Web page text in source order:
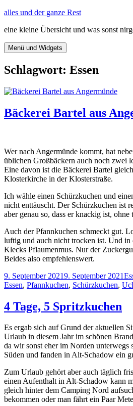
Zum
springen
alles und der ganze Rest
eine kleine Übersicht und was sonst
Menü und Widgets
Schlagwort: Essen
Bäckerei Bartel aus
Wer nach Angermünde kommt, hat
üblichen Großbäckern auch noch zwei
Eine davon ist die Bäckerei Bartel
Klosterkirche in der Klosterstraße.
Ich wähle einen Schürzkuchen und
nicht enttäuscht. Der Schürzkuchen ist
aber genau so, dass er knackig ist, ohne
Auch der Pfannkuchen schmeckt gut.
luftig und auch nicht trocken ist. Und
Klecks Pflaumenmus. Nur der
Beides also empfehlenswert.
Veröffentlicht
am
9. September 20219. September 2021
Essen, Pfannkuchen, Schürzkuchen,
4 Tage, 5 Spritzkuchen
Es ergab sich auf Grund der aktuellen
Urlaub in diesem Jahr im schönen
da wir sonst eher im Norden unterwegs
Süden und fanden in Alt-Schadow ein
Zum Urlaub gehört aber auch täglich
einen Aufenthalt in Alt-Schadow kann
gleich hinter dem Camping Nord
bekommen oder man fährt ein Paar